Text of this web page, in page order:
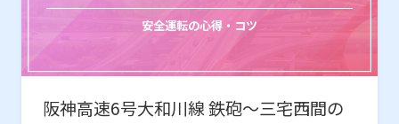
安全運転の心得・コツ
阪神高速6号大和川線 鉄砲～三宅西間の